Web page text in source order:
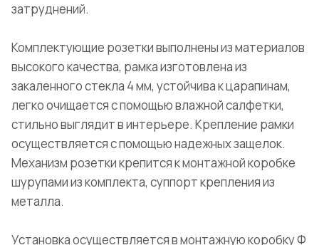
затруднений.
Комплектующие розетки выполнены из материалов
высокого качества, рамка изготовлена из
закаленного стекла 4 мм, устойчива к царапинам,
легко очищается с помощью влажной салфетки,
стильно выглядит в интерьере. Крепление рамки
осуществляется с помощью надежных защелок.
Механизм розетки крепится к монтажной коробке
шурупами из комплекта, суппорт крепления из
металла.
Установка осуществляется в монтажную коробку Ф